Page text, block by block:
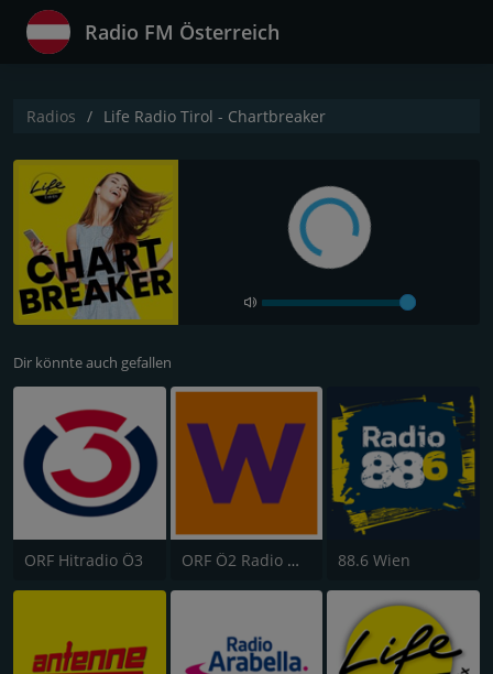
Radio FM Österreich
Radios Life Radio Tirol - Chartbreaker
Dir könnte auch gefallen
ORF Hitradio Ö3 ORF Ö2 Radio Wien 88.6 Wien